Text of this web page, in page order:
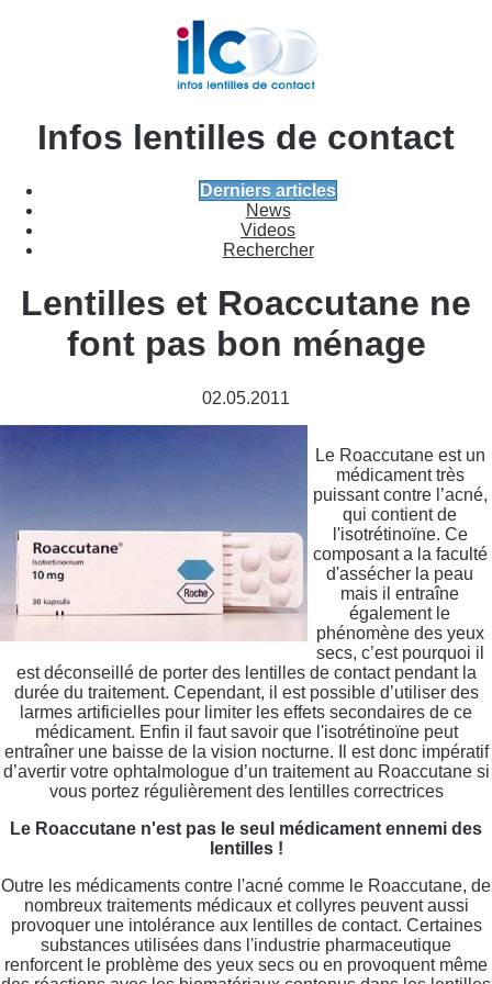
Infos lentilles de contact
Derniers articles
News
Videos
Rechercher
Lentilles et Roaccutane ne
font pas bon ménage
02.05.2011
Le Roaccutane est un
médicament très
puissant contre l’acné,
qui contient de
l'isotrétinoïne. Ce
composant a la faculté
d'assécher la peau
mais il entraîne
également le
phénomène des yeux
secs, c’est pourquoi il
est déconseillé de porter des lentilles de contact pendant la
durée du traitement. Cependant, il est possible d’utiliser des
larmes artificielles pour limiter les effets secondaires de ce
médicament. Enfin il faut savoir que l'isotrétinoïne peut
entraîner une baisse de la vision nocturne. Il est donc impératif
d’avertir votre ophtalmologue d’un traitement au Roaccutane si
vous portez régulièrement des lentilles correctrices
Le Roaccutane n'est pas le seul médicament ennemi des
lentilles !
Outre les médicaments contre l'acné comme le Roaccutane, de
nombreux traitements médicaux et collyres peuvent aussi
provoquer une intolérance aux lentilles de contact. Certaines
substances utilisées dans l'industrie pharmaceutique
renforcent le problème des yeux secs ou en provoquent même